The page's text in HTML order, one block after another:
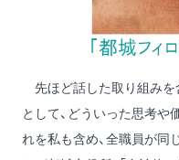
先ほど話した取り組みを
として、どういった思考や
れを私も含め、全職員が同